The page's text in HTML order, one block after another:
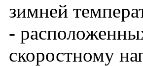
зимней
-
скоростному